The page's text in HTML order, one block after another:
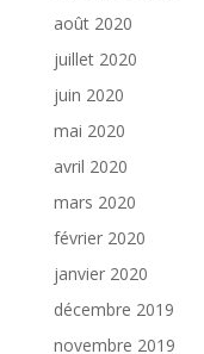
août 2020
juillet 2020
juin 2020
mai 2020
avril 2020
mars 2020
février 2020
janvier 2020
décembre 2019
novembre 2019